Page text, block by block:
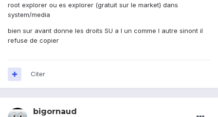
root explorer ou es explorer (gratuit sur le market) dans
system/media
bien sur avant donne les droits SU a l un comme l autre sinont il
refuse de copier
Citer
bigornaud